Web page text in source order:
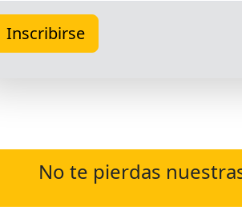
No te pierdas